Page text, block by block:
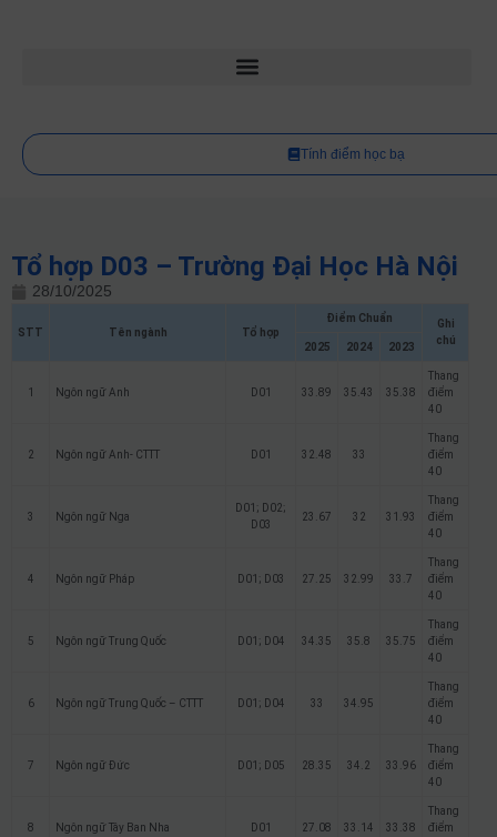
Tính điểm học bạ
Tổ hợp D03 – Trường Đại Học Hà Nội
28/10/2025
STT Tên ngành Tổ hợp
Điểm Chuẩn
Ghi
chú
2025 2024 2023
1 Ngôn ngữ Anh D01 33.89 35.43 35.38
Thang
điểm
40
2 Ngôn ngữ Anh- CTTT D01 32.48 33
Thang
điểm
40
3 Ngôn ngữ Nga
D01; D02;
D03
23.67 32 31.93
Thang
điểm
40
4 Ngôn ngữ Pháp D01; D03 27.25 32.99 33.7
Thang
điểm
40
5 Ngôn ngữ Trung Quốc D01; D04 34.35 35.8 35.75
Thang
điểm
40
6 Ngôn ngữ Trung Quốc – CTTT D01; D04 33 34.95
Thang
điểm
40
7 Ngôn ngữ Đức D01; D05 28.35 34.2 33.96
Thang
điểm
40
8 Ngôn ngữ Tây Ban Nha D01 27.08 33.14 33.38
Thang
điểm